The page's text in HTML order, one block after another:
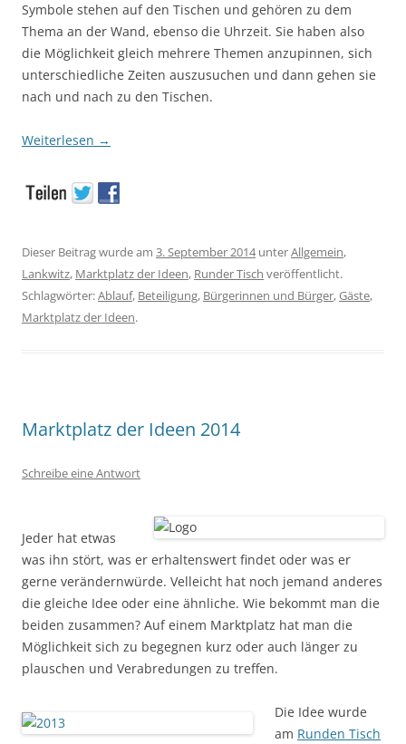
Symbole stehen auf den Tischen und gehören zu dem
Thema an der Wand, ebenso die Uhrzeit. Sie haben also
die Möglichkeit gleich mehrere Themen anzupinnen, sich
unterschiedliche Zeiten auszusuchen und dann gehen sie
nach und nach zu den Tischen.
Weiterlesen →
Dieser Beitrag wurde am 3. September 2014unterAllgemein,
Lankwitz, Marktplatz der Ideen, Runder Tisch veröffentlicht.
Schlagwörter:Ablauf, Beteiligung, Bürgerinnen und Bürger,Gäste,
Marktplatz der Ideen.
Marktplatz der Ideen 2014
Schreibe eine Antwort
Jeder hat etwas
was ihn stört, was er erhaltenswert findet oder was er
gerne verändernwürde. Velleicht hat noch jemand anderes
die gleiche Idee oder eine ähnliche. Wie bekommt man die
beiden zusammen? Auf einem Marktplatz hat man die
Möglichkeit sich zu begegnen kurz oder auch länger zu
plauschen und Verabredungen zu treffen.
Die Idee wurde
am Runden Tisch